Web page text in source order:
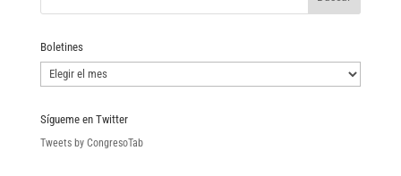
Boletines
Boletines
Sígueme en Twitter
Tweets by CongresoTab